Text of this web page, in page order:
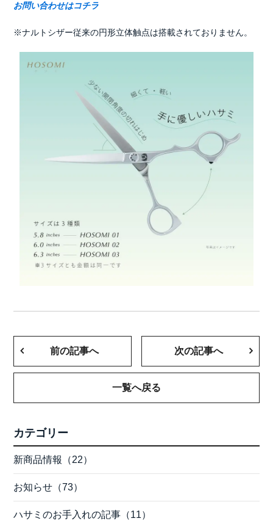
お問い合わせはコチラ
※ナルトシザー従来の円形立体触点は搭載されておりません。
前の記事へ
一覧へ戻る
次の記事へ
カテゴリー
新商品情報（22）
お知らせ（73）
ハサミのお手入れの記事（11）